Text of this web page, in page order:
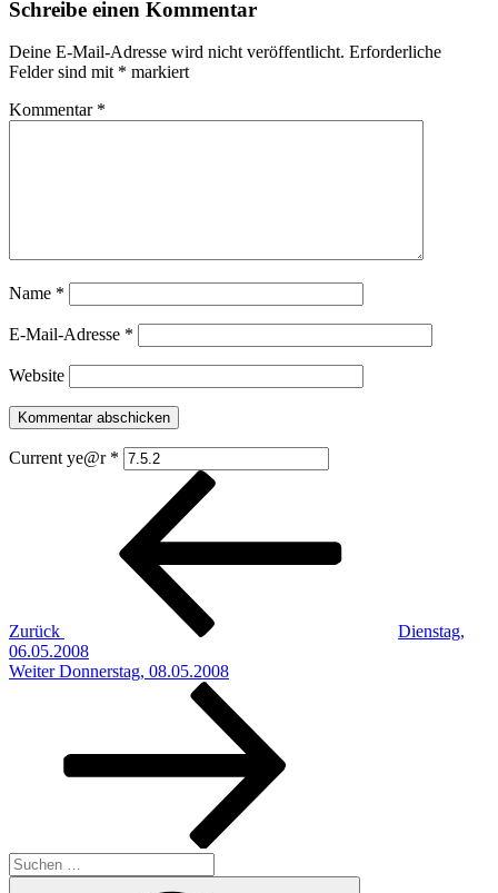
Schreibe einen Kommentar
Deine E-Mail-Adresse wird nicht veröffentlicht. Erforderliche
Felder sind mit * markiert
Kommentar *
Name *
E-Mail-Adresse *
Website
Current ye@r *
Beitragsnavigation
Zurück
Dienstag,
06.05.2008
Nächster
Weiter Donnerstag, 08.05.2008
Suchen
nach: